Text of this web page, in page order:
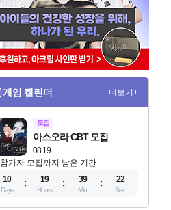
게임 캘린더 더보기+
모집
08.19
아스오라 CBT 모집
참가자 모집까지 남은 기간
10
Days
19
Hours
39
Min
21
Sec